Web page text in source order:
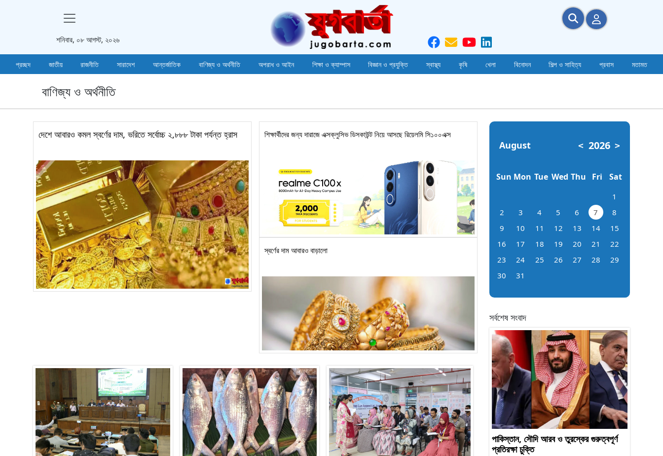
শনিবার, ০৮ আগস্ট, ২০২৬
প্রচ্ছদ জাতীয় রাজনীতি সারাদেশ আন্তর্জাতিক বাণিজ্য ও অর্থনীতি অপরাধ ও আইন শিক্ষা ও ক্যাম্পাস বিজ্ঞান ও প্রযুক্তি স্বাস্থ্য কৃষি খেলা বিনোদন শিল্প ও সাহিত্য প্রবাস মতামত
বাণিজ্য ও অর্থনীতি
দেশে আবারও কমল স্বর্ণের দাম, ভরিতে সর্বোচ্চ ২,৮৮৮ টাকা পর্যন্ত হ্রাস শিক্ষার্থীদের জন্য দারাজে এক্সক্লুসিভ ডিসকাউন্ট নিয়ে আসছে রিয়েলমি সি১০০এক্স
স্বর্ণের দাম আবারও বাড়ালো
August < 2026 >
Sun Mon Tue Wed Thu Fri Sat
1
2
3 4 5 6 7
8
9
10 11 12 13 14
15
16
17 18 19 20 21
22
23
24 25 26 27 28
29
30
31
সর্বশেষ সংবাদ
পাকিস্তান, সৌদি আরব ও তুরস্কের গুরুত্বপূর্ণ
প্রতিরক্ষা চুক্তি